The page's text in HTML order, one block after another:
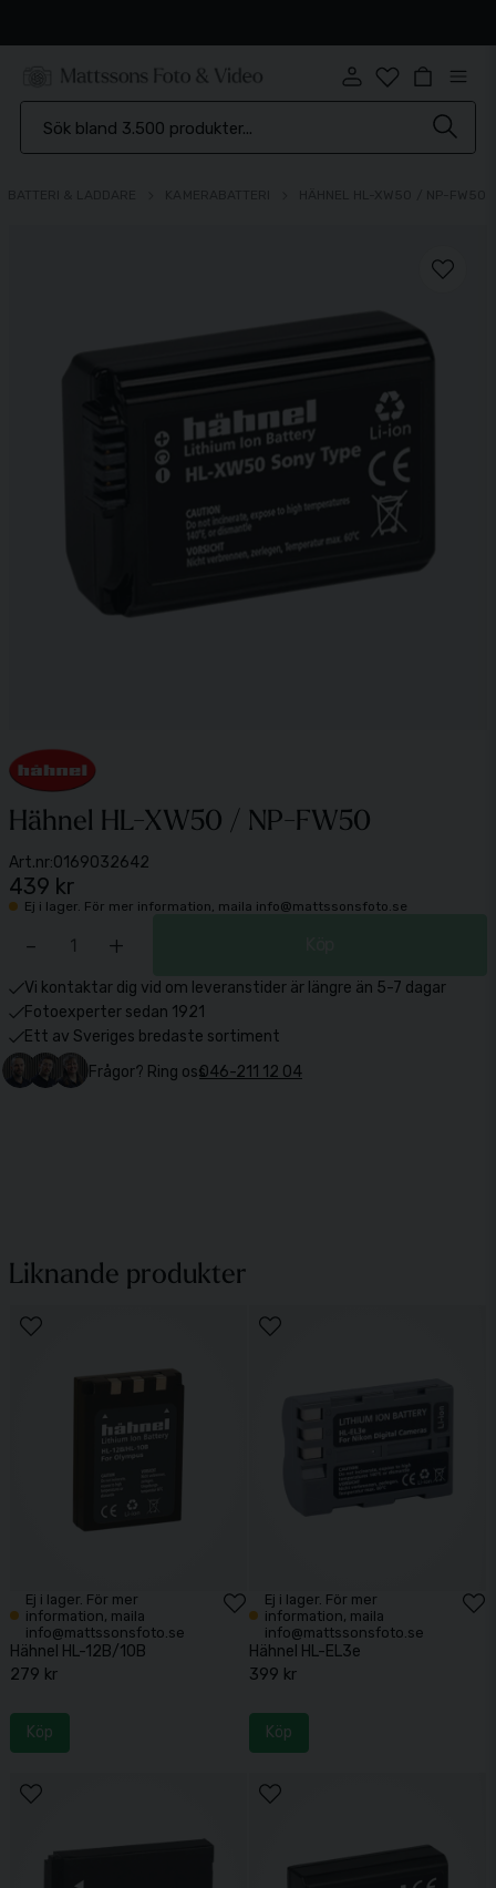
Hähnel HL-XW50 / NP-FW50
Art.nr:0169032642
439 kr
Ej i lager. För mer information, maila info@mattssonsfoto.se
- +
Vi kontaktar dig vid om leveranstider är längre än 5-7 dagar
Fotoexperter sedan 1921
Ett av Sveriges bredaste sortiment
Frågor? Ring oss046-211 12 04
Liknande produkter
Ej i lager. För mer
information, maila
info@mattssonsfoto.se
Hähnel HL-12B/10B
279 kr
Köp
Ej i lager. För mer
information, maila
info@mattssonsfoto.se
Hähnel HL-EL3e
399 kr
Köp